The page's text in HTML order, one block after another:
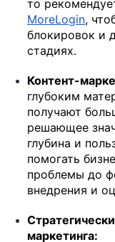
то
MoreLogin,
блокировок и
стадиях.
Контент-
глубоким
получают
решающее
глубина и
помогать
проблемы до
внедрения и
маркетинга: